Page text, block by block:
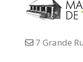
7 Grande